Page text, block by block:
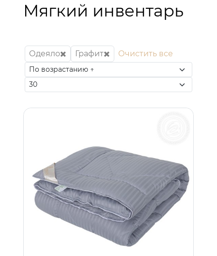
Мягкий инвентарь
Одеяло Графит Очистить все